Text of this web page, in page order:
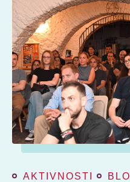
AKTIVNOSTI